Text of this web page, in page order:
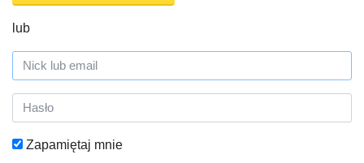
lub
Zapamiętaj mnie